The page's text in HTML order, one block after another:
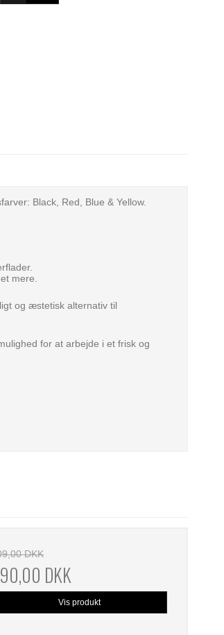
Black, Red, Blue & Yellow.
mere.
og æstetisk alternativ til
for at arbejde i et frisk og
DKK
DKK
Vis produkt